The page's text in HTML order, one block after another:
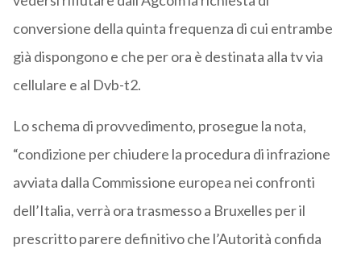
conversione della quinta frequenza di cui entrambe
già dispongono e che per ora è destinata alla tv via
cellulare e al Dvb-t2.
Lo schema di provvedimento, prosegue la nota,
“condizione per chiudere la procedura di infrazione
avviata dalla Commissione europea nei confronti
dell’Italia, verrà ora trasmesso a Bruxelles per il
prescritto parere definitivo che l’Autorità confida